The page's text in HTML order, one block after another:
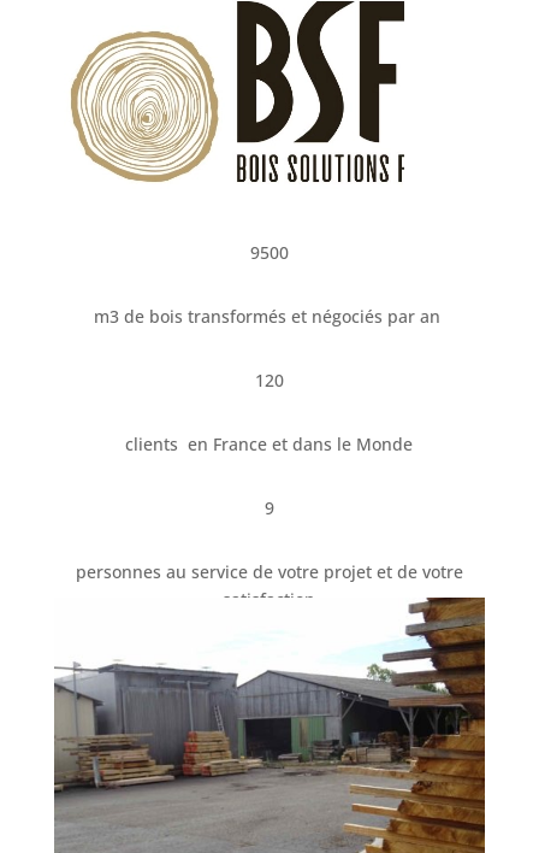
9500
m3 de bois transformés et négociés par an
120
clients en France et dans le Monde
9
personnes au service de votre projet et de votre
satisfaction